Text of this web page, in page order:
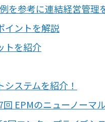
を参考に連結経営管理
イントを解説
トを紹介
ステムを紹介！
EPMのニューノーマ